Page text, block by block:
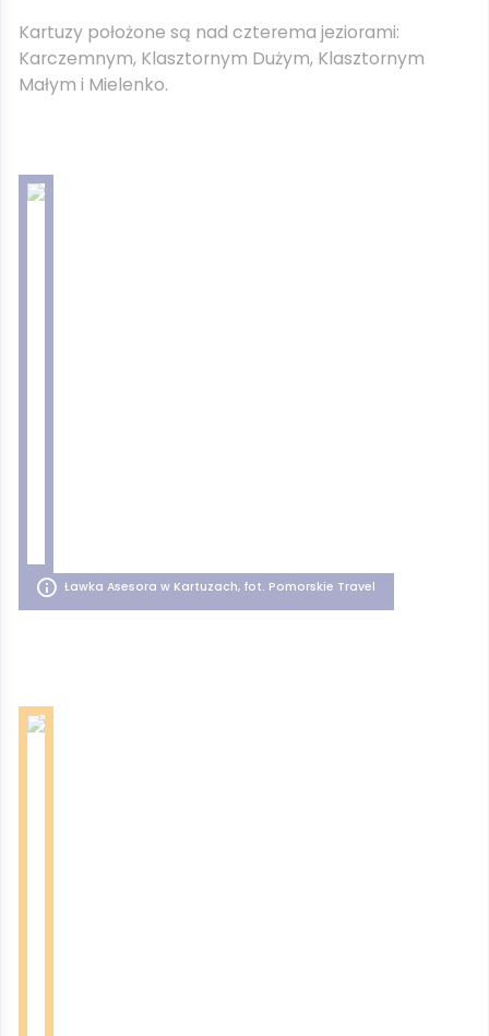
Kartuzy położone są nad czterema jeziorami:
Karczemnym, Klasztornym Dużym, Klasztornym
Małym i Mielenko.
Ławka Asesora w Kartuzach, fot. Pomorskie Travel